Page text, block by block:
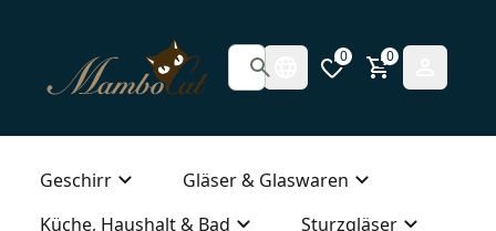
0 0
Geschirr
Gläser & Glaswaren
Küche, Haushalt & Bad
Sturzgläser